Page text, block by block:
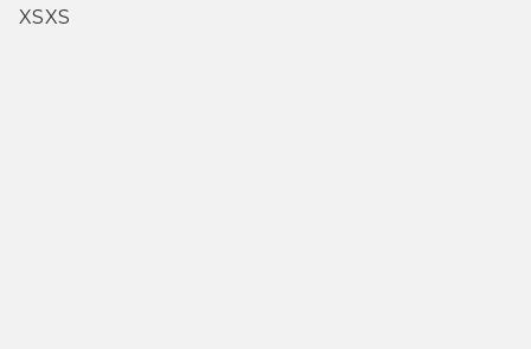
XSXS